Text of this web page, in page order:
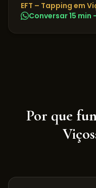
EFT – Tapping em
Conversar 15 min
Por que